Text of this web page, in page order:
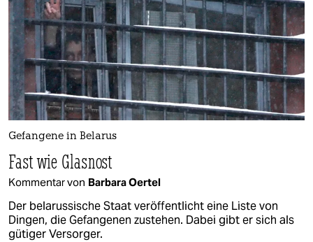
Gefangene in Belarus
Fast wie Glasnost
Kommentar von Barbara Oertel
Der belarussische Staat veröffentlicht eine Liste von
Dingen, die Gefangenen zustehen. Dabei gibt er sich als
gütiger Versorger.